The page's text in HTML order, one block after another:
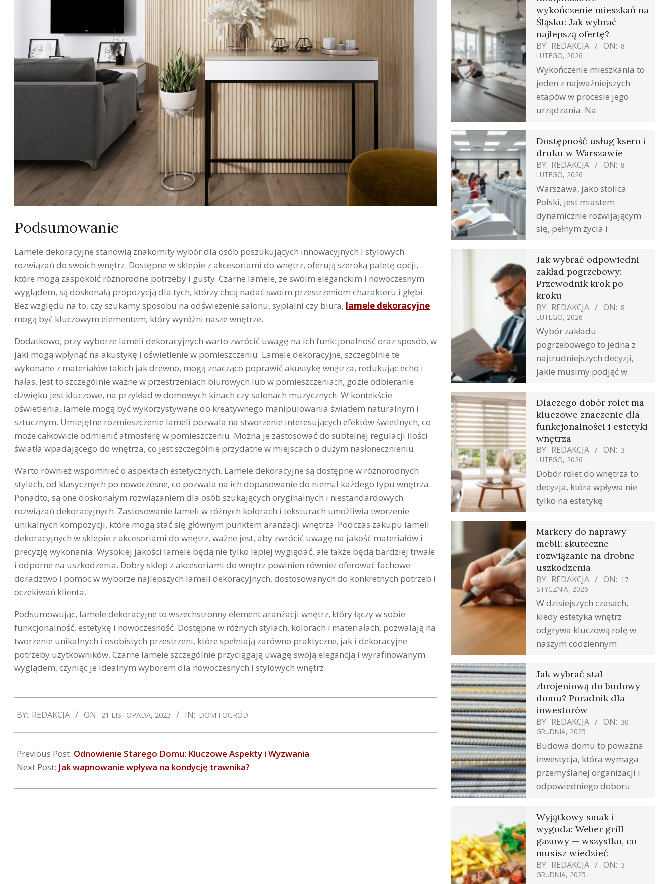
Podsumowanie
Lamele dekoracyjne stanowią znakomity wybór dla osób poszukujących innowacyjnych i stylowych
rozwiązań do swoich wnętrz. Dostępne w sklepie z akcesoriami do wnętrz, oferują szeroką paletę opcji,
które mogą zaspokoić różnorodne potrzeby i gusty. Czarne lamele, ze swoim eleganckim i nowoczesnym
wyglądem, są doskonałą propozycją dla tych, którzy chcą nadać swoim przestrzeniom charakteru i głębi.
Bez względu na to, czy szukamy sposobu na odświeżenie salonu, sypialni czy biura, lamele dekoracyjne
mogą być kluczowym elementem, który wyróżni nasze wnętrze.
Dodatkowo, przy wyborze lameli dekoracyjnych warto zwrócić uwagę na ich funkcjonalność oraz sposób, w
jaki mogą wpłynąć na akustykę i oświetlenie w pomieszczeniu. Lamele dekoracyjne, szczególnie te
wykonane z materiałów takich jak drewno, mogą znacząco poprawić akustykę wnętrza, redukując echo i
hałas. Jest to szczególnie ważne w przestrzeniach biurowych lub w pomieszczeniach, gdzie odbieranie
dźwięku jest kluczowe, na przykład w domowych kinach czy salonach muzycznych. W kontekście
oświetlenia, lamele mogą być wykorzystywane do kreatywnego manipulowania światłem naturalnym i
sztucznym. Umiejętne rozmieszczenie lameli pozwala na stworzenie interesujących efektów świetlnych, co
może całkowicie odmienić atmosferę w pomieszczeniu. Można je zastosować do subtelnej regulacji ilości
światła wpadającego do wnętrza, co jest szczególnie przydatne w miejscach o dużym nasłonecznieniu.
Warto również wspomnieć o aspektach estetycznych. Lamele dekoracyjne są dostępne w różnorodnych
stylach, od klasycznych po nowoczesne, co pozwala na ich dopasowanie do niemal każdego typu wnętrza.
Ponadto, są one doskonałym rozwiązaniem dla osób szukających oryginalnych i niestandardowych
rozwiązań dekoracyjnych. Zastosowanie lameli w różnych kolorach i teksturach umożliwia tworzenie
unikalnych kompozycji, które mogą stać się głównym punktem aranżacji wnętrza. Podczas zakupu lameli
dekoracyjnych w sklepie z akcesoriami do wnętrz, ważne jest, aby zwrócić uwagę na jakość materiałów i
precyzję wykonania. Wysokiej jakości lamele będą nie tylko lepiej wyglądać, ale także będą bardziej trwałe
i odporne na uszkodzenia. Dobry sklep z akcesoriami do wnętrz powinien również oferować fachowe
doradztwo i pomoc w wyborze najlepszych lameli dekoracyjnych, dostosowanych do konkretnych potrzeb i
oczekiwań klienta.
Podsumowując, lamele dekoracyjne to wszechstronny element aranżacji wnętrz, który łączy w sobie
funkcjonalność, estetykę i nowoczesność. Dostępne w różnych stylach, kolorach i materiałach, pozwalają na
tworzenie unikalnych i osobistych przestrzeni, które spełniają zarówno praktyczne, jak i dekoracyjne
potrzeby użytkowników. Czarne lamele szczególnie przyciągają uwagę swoją elegancją i wyrafinowanym
wyglądem, czyniąc je idealnym wyborem dla nowoczesnych i stylowych wnętrz.
11-
21
BY: REDAKCJA ON: 21 LISTOPADA, 2023 IN: DOM I OGRÓD
Previous Post: Odnowienie Starego Domu: Kluczowe Aspekty i Wyzwania
Next Post: Jak wapnowanie wpływa na kondycję trawnika?
wykończenie mieszkań na
Śląsku: Jak wybrać
najlepszą ofertę?
BY: REDAKCJA ON: 8
LUTEGO, 2026
Wykończenie mieszkania to
jeden z najważniejszych
etapów w procesie jego
urządzania. Na
Dostępność usług ksero i
druku w Warszawie
BY: REDAKCJA ON: 8
LUTEGO, 2026
Warszawa, jako stolica
Polski, jest miastem
dynamicznie rozwijającym
się, pełnym życia i
Jak wybrać odpowiedni
zakład pogrzebowy:
Przewodnik krok po
kroku
BY: REDAKCJA ON: 8
LUTEGO, 2026
Wybór zakładu
pogrzebowego to jedna z
najtrudniejszych decyzji,
jakie musimy podjąć w
Dlaczego dobór rolet ma
kluczowe znaczenie dla
funkcjonalności i estetyki
wnętrza
BY: REDAKCJA ON: 3
LUTEGO, 2026
Dobór rolet do wnętrza to
decyzja, która wpływa nie
tylko na estetykę
Markery do naprawy
mebli: skuteczne
rozwiązanie na drobne
uszkodzenia
BY: REDAKCJA ON: 17
STYCZNIA, 2026
W dzisiejszych czasach,
kiedy estetyka wnętrz
odgrywa kluczową rolę w
naszym codziennym
Jak wybrać stal
zbrojeniową do budowy
domu? Poradnik dla
inwestorów
BY: REDAKCJA ON: 30
GRUDNIA, 2025
Budowa domu to poważna
inwestycja, która wymaga
przemyślanej organizacji i
odpowiedniego doboru
Wyjątkowy smak i
wygoda: Weber grill
gazowy — wszystko, co
musisz wiedzieć
BY: REDAKCJA ON: 3
GRUDNIA, 2025